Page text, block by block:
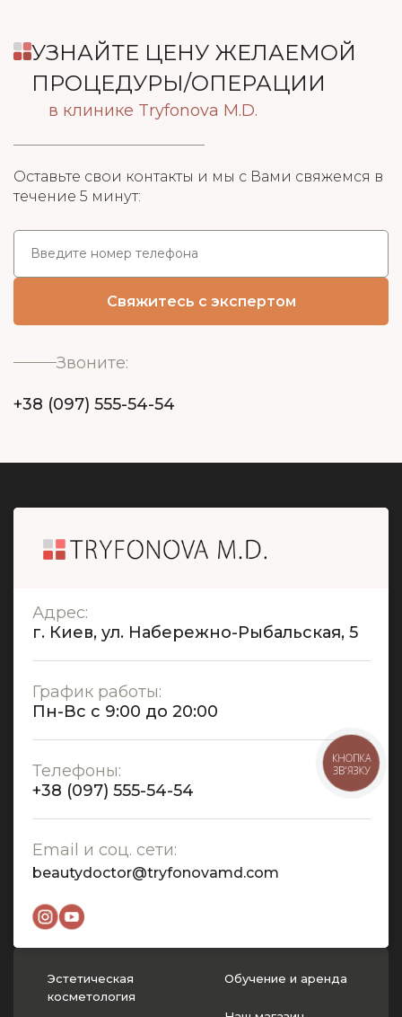
УЗНАЙТЕ ЦЕНУ ЖЕЛАЕМОЙ
ПРОЦЕДУРЫ/ОПЕРАЦИИ
в клинике Tryfonova M.D.
Оставьте свои контакты и мы с Вами свяжемся в
течение 5 минут:
Звоните:
+38 (097) 555-54-54
Эстетическая
косметология
Обучение и аренда
Адрес:
г. Киев, ул. Набережно-Рыбальская, 5
График работы:
Пн-Вс с 9:00 до 20:00
Телефоны:
+38 (097) 555-54-54
Email и соц. сети:
beautydoctor@tryfonovamd.com
КНОПКА
ЗВ'ЯЗКУ